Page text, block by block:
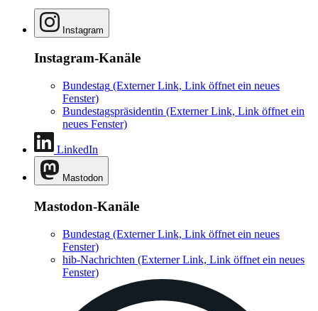
Instagram
Instagram-Kanäle
Bundestag (Externer Link, Link öffnet ein neues
Fenster)
Bundestagspräsidentin (Externer Link, Link öffnet ein
neues Fenster)
LinkedIn
Mastodon
Mastodon-Kanäle
Bundestag (Externer Link, Link öffnet ein neues
Fenster)
hib-Nachrichten (Externer Link, Link öffnet ein neues
Fenster)